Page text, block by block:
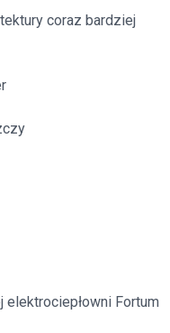
coraz bardziej
Fortum